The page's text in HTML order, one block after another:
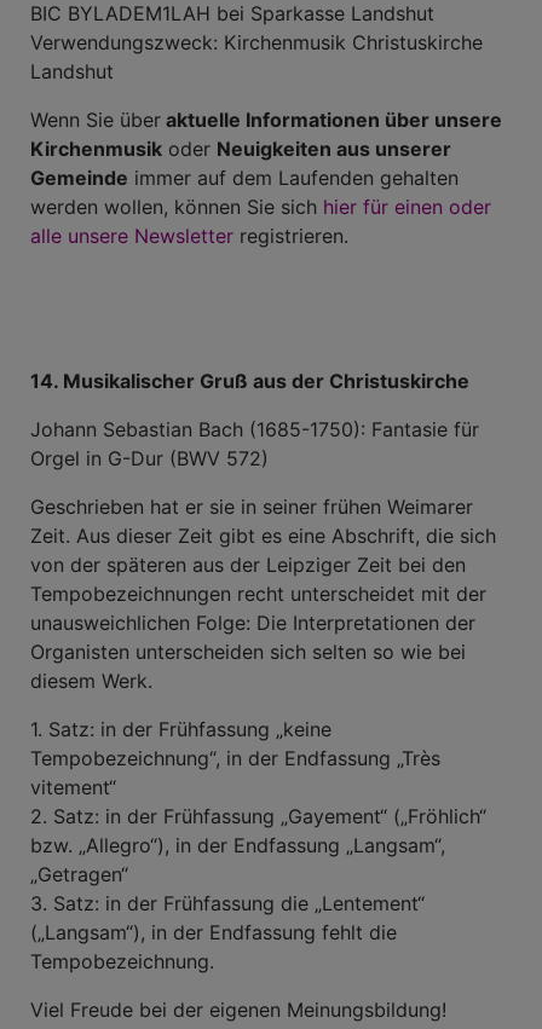
BIC BYLADEM1LAH bei Sparkasse Landshut
Verwendungszweck: Kirchenmusik Christuskirche
Landshut
Wenn Sie über aktuelle Informationen über unsere
Kirchenmusik oder Neuigkeiten aus unserer
Gemeinde immer auf dem Laufenden gehalten
werden wollen, können Sie sich hier für einen oder
alle unsere Newsletter registrieren.
14. Musikalischer Gruß aus der Christuskirche
Johann Sebastian Bach (1685-1750): Fantasie für
Orgel in G-Dur (BWV 572)
Geschrieben hat er sie in seiner frühen Weimarer
Zeit. Aus dieser Zeit gibt es eine Abschrift, die sich
von der späteren aus der Leipziger Zeit bei den
Tempobezeichnungen recht unterscheidet mit der
unausweichlichen Folge: Die Interpretationen der
Organisten unterscheiden sich selten so wie bei
diesem Werk.
1. Satz: in der Frühfassung „keine
Tempobezeichnung“, in der Endfassung „Très
vitement“
2. Satz: in der Frühfassung „Gayement“ („Fröhlich“
bzw. „Allegro“), in der Endfassung „Langsam“,
„Getragen“
3. Satz: in der Frühfassung die „Lentement“
(„Langsam“), in der Endfassung fehlt die
Tempobezeichnung.
Viel Freude bei der eigenen Meinungsbildung!